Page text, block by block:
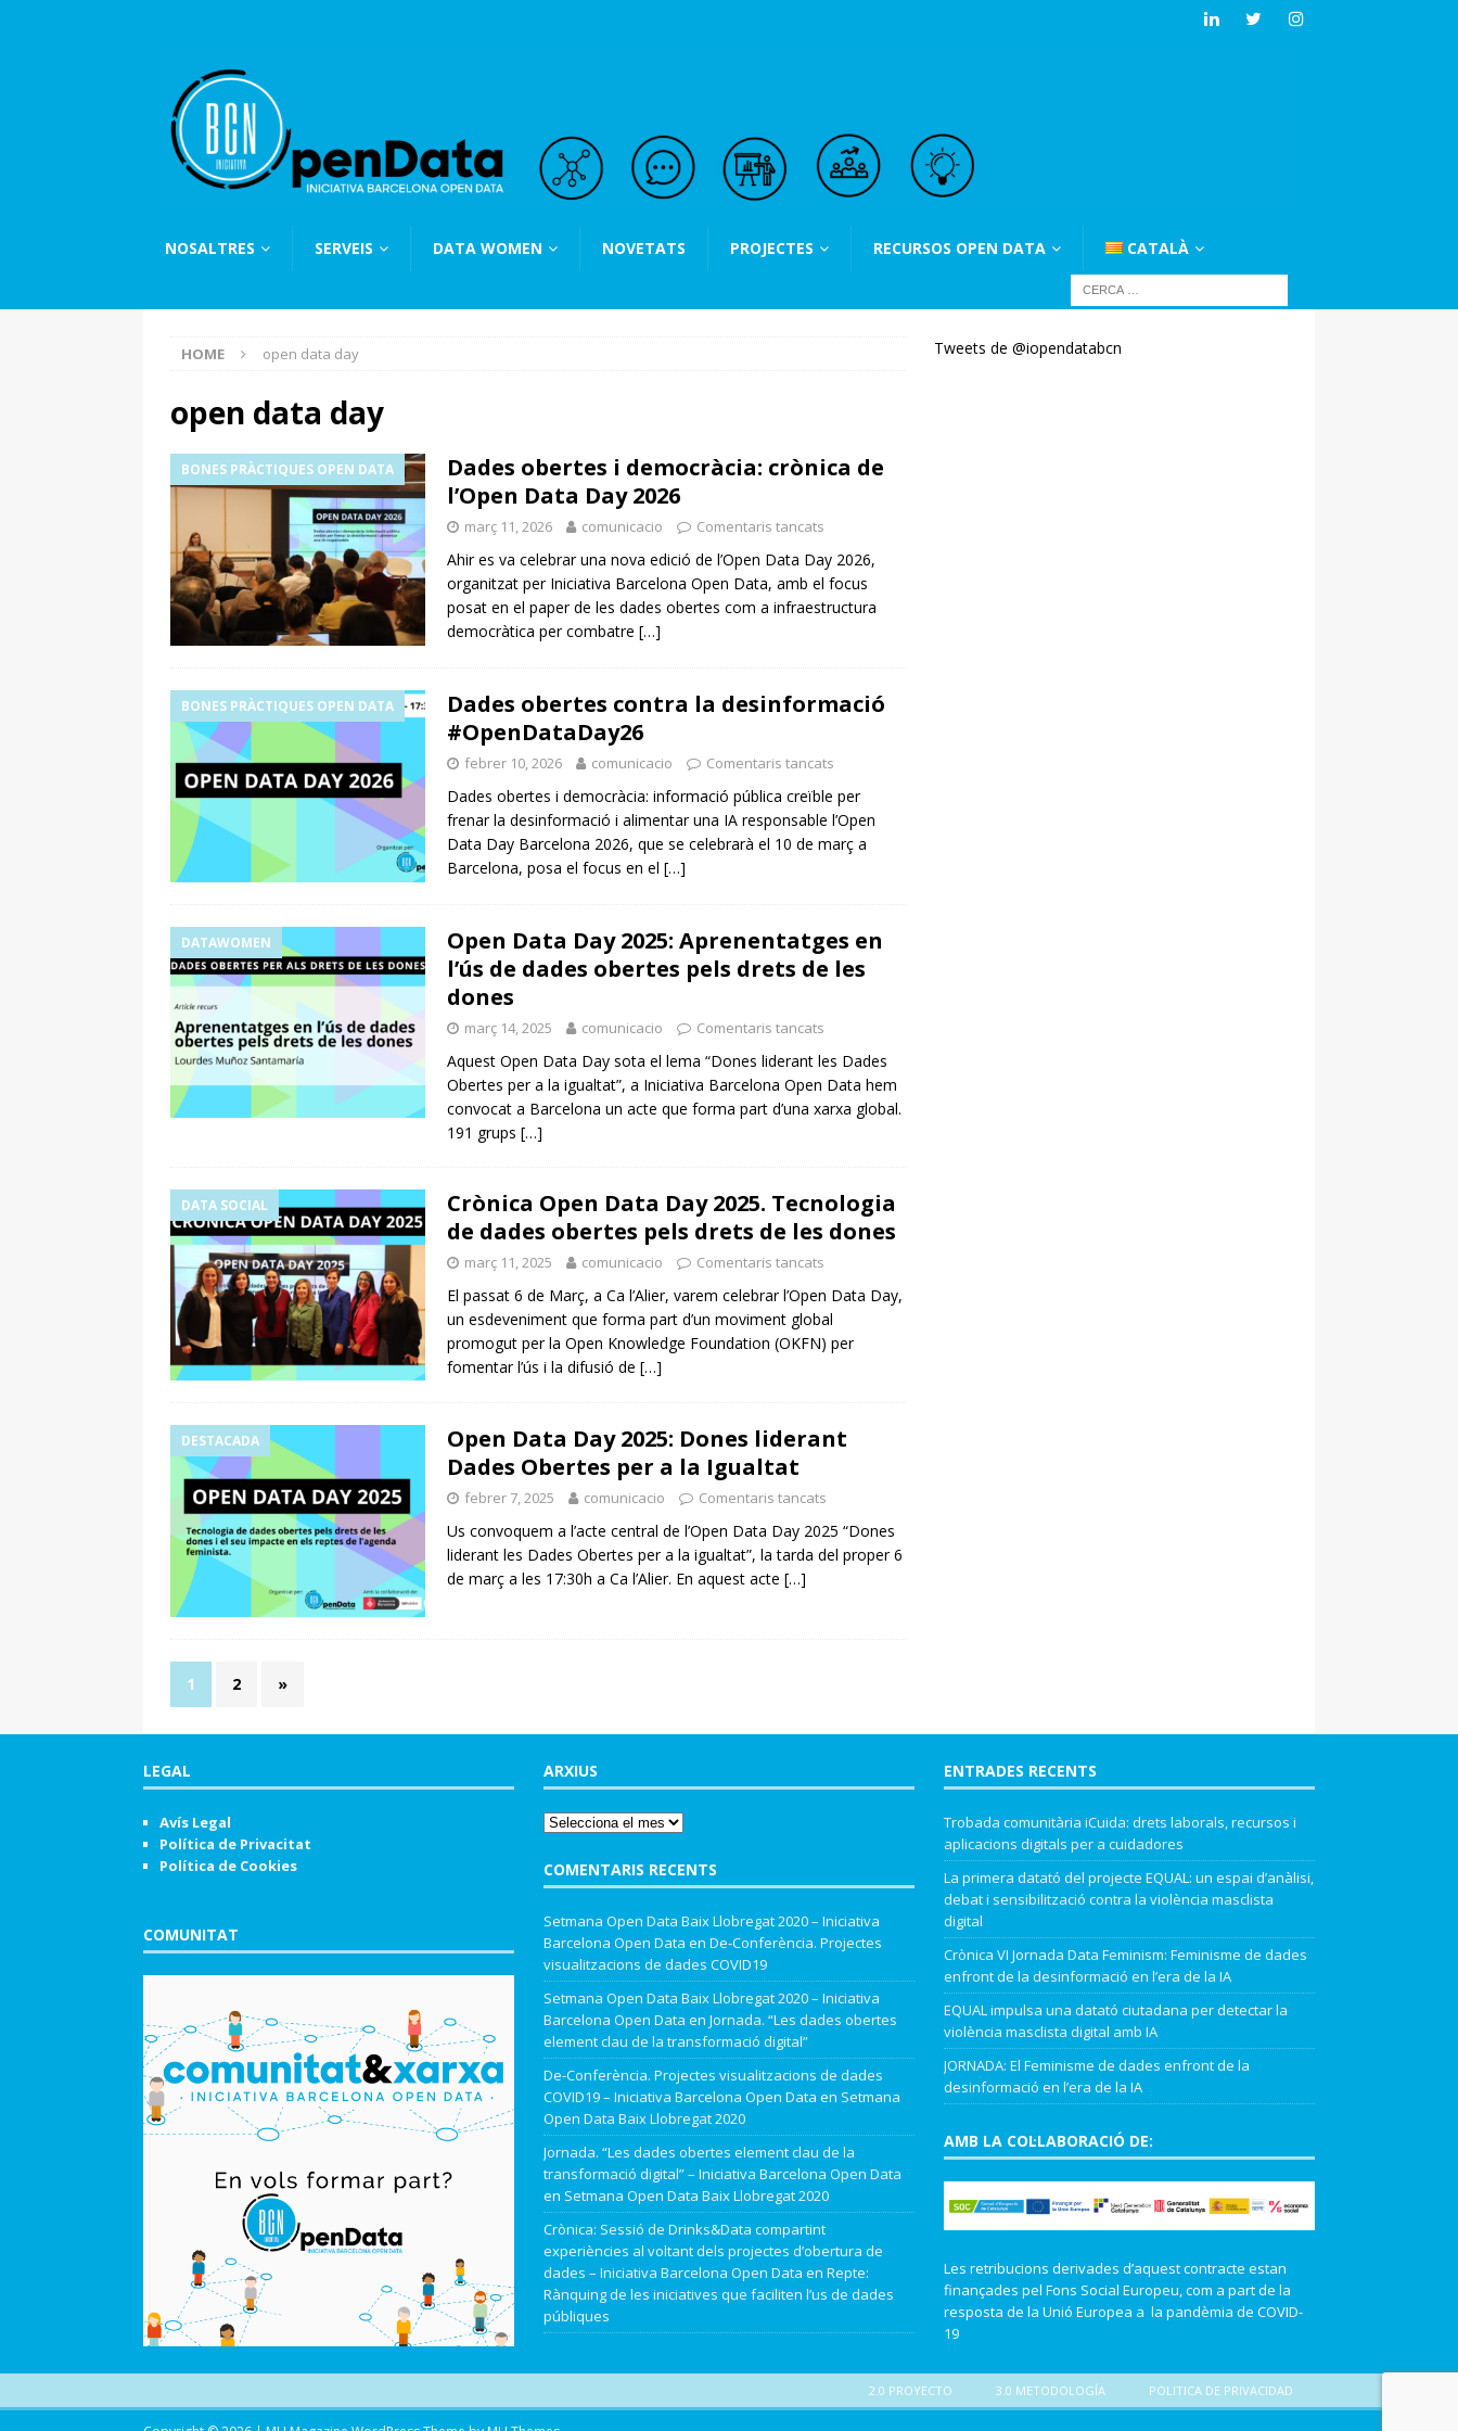
NOSALTRES SERVEIS DATA WOMEN NOVETATS PROJECTES RECURSOS OPEN DATA CATALÀ
HOME open data day
open data day
BONES PRÀCTIQUES OPEN DATA
Dades obertes i democràcia: crònica de
l’Open Data Day 2026
març 11, 2026 comunicacio Comentaris tancats
Ahir es va celebrar una nova edició de l’Open Data Day 2026,
organitzat per Iniciativa Barcelona Open Data, amb el focus
posat en el paper de les dades obertes com a infraestructura
democràtica per combatre […]
BONES PRÀCTIQUES OPEN DATA
Dades obertes contra la desinformació
#OpenDataDay26
febrer 10, 2026 comunicacio Comentaris tancats
Dades obertes i democràcia: informació pública creïble per
frenar la desinformació i alimentar una IA responsable l’Open
Data Day Barcelona 2026, que se celebrarà el 10 de març a
Barcelona, posa el focus en el […]
DATAWOMEN
Open Data Day 2025: Aprenentatges en
l’ús de dades obertes pels drets de les
dones
març 14, 2025 comunicacio Comentaris tancats
Aquest Open Data Day sota el lema “Dones liderant les Dades
Obertes per a la igualtat”, a Iniciativa Barcelona Open Data hem
convocat a Barcelona un acte que forma part d’una xarxa global.
191 grups […]
DATA SOCIAL
Crònica Open Data Day 2025. Tecnologia
de dades obertes pels drets de les dones
març 11, 2025 comunicacio Comentaris tancats
El passat 6 de Març, a Ca l’Alier, varem celebrar l’Open Data Day,
un esdeveniment que forma part d’un moviment global
promogut per la Open Knowledge Foundation (OKFN) per
fomentar l’ús i la difusió de […]
DESTACADA
Open Data Day 2025: Dones liderant
Dades Obertes per a la Igualtat
febrer 7, 2025 comunicacio Comentaris tancats
Us convoquem a l’acte central de l’Open Data Day 2025 “Dones
liderant les Dades Obertes per a la igualtat”, la tarda del proper 6
de març a les 17:30h a Ca l’Alier. En aquest acte […]
1 2 »
Tweets de @iopendatabcn
LEGAL
Avís Legal
Política de Privacitat
Política de Cookies
COMUNITAT
ARXIUS
COMENTARIS RECENTS
Setmana Open Data Baix Llobregat 2020 – Iniciativa
Barcelona Open Data en De-Conferència. Projectes
visualitzacions de dades COVID19
Setmana Open Data Baix Llobregat 2020 – Iniciativa
Barcelona Open Data en Jornada. “Les dades obertes
element clau de la transformació digital”
De-Conferència. Projectes visualitzacions de dades
COVID19 – Iniciativa Barcelona Open Data en Setmana
Open Data Baix Llobregat 2020
Jornada. “Les dades obertes element clau de la
transformació digital” – Iniciativa Barcelona Open Data
en Setmana Open Data Baix Llobregat 2020
Crònica: Sessió de Drinks&Data compartint
experiències al voltant dels projectes d’obertura de
dades – Iniciativa Barcelona Open Data en Repte:
Rànquing de les iniciatives que faciliten l’us de dades
públiques
ENTRADES RECENTS
Trobada comunitària iCuida: drets laborals, recursos i
aplicacions digitals per a cuidadores
La primera datató del projecte EQUAL: un espai d’anàlisi,
debat i sensibilització contra la violència masclista
digital
Crònica VI Jornada Data Feminism: Feminisme de dades
enfront de la desinformació en l’era de la IA
EQUAL impulsa una datató ciutadana per detectar la
violència masclista digital amb IA
JORNADA: El Feminisme de dades enfront de la
desinformació en l’era de la IA
AMB LA COL·LABORACIÓ DE:
Les retribucions derivades d’aquest contracte estan
finançades pel Fons Social Europeu, com a part de la
resposta de la Unió Europea a la pandèmia de COVID-
19
2.0 PROYECTO 3.0 METODOLOGÍA POLITICA DE PRIVACIDAD